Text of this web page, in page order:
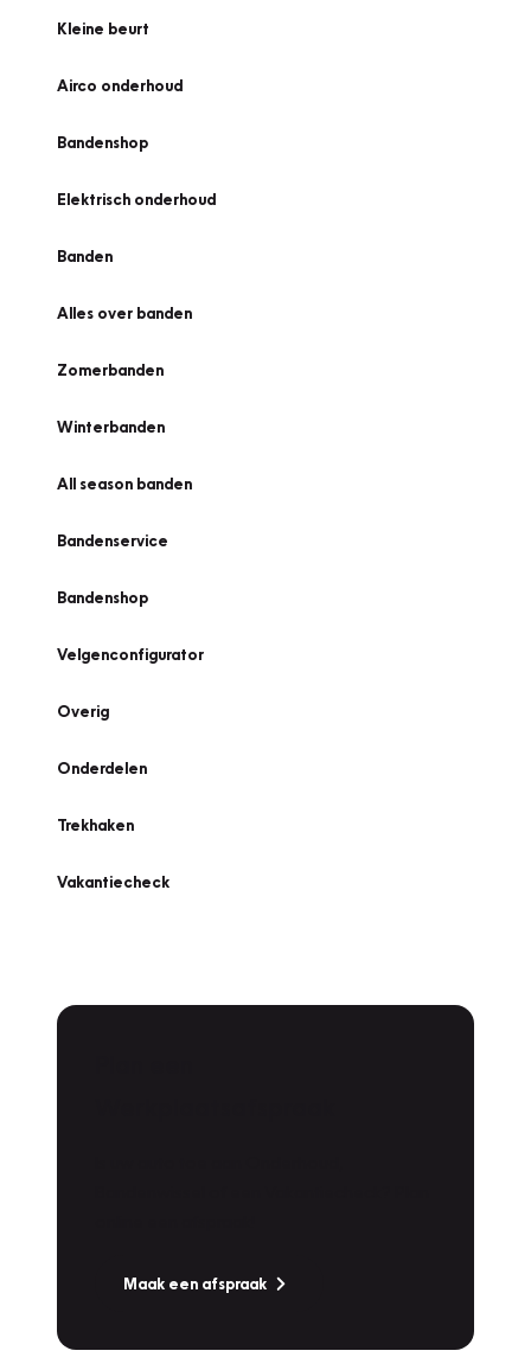
Kleine beurt
Airco onderhoud
Bandenshop
Elektrisch onderhoud
Banden
Alles over banden
Zomerbanden
Winterbanden
All season banden
Bandenservice
Bandenshop
Velgenconfigurator
Overig
Onderdelen
Trekhaken
Vakantiecheck
Maak een afspraak